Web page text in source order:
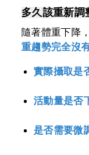
多久該重新調
隨著體重下降
重趨勢完全沒
實際攝取是
活動量是否
是否需要微